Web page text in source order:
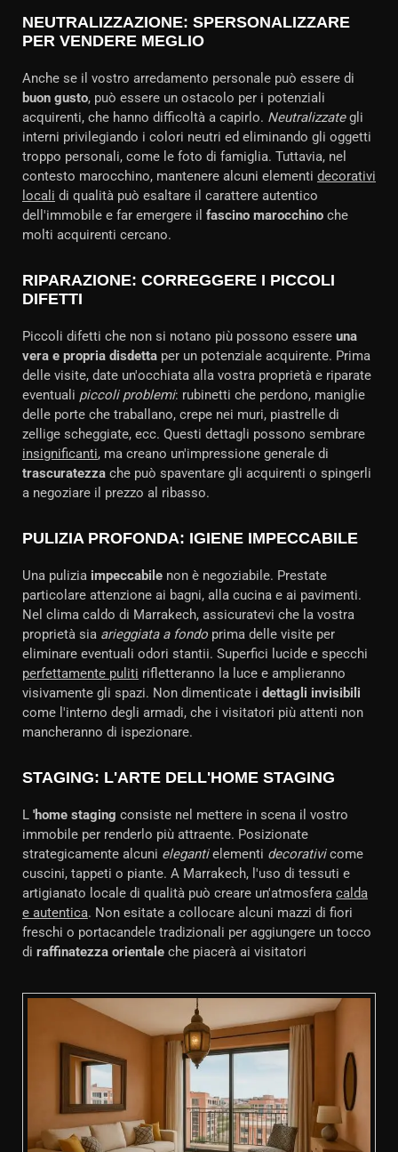
NEUTRALIZZAZIONE: SPERSONALIZZARE
PER VENDERE MEGLIO
Anche se il vostro arredamento personale può essere di
buon gusto, può essere un ostacolo per i potenziali
acquirenti, che hanno difficoltà a capirlo. Neutralizzategli
interni privilegiando i colori neutri ed eliminando gli oggetti
troppo personali, come le foto di famiglia. Tuttavia, nel
contesto marocchino, mantenere alcuni elementi decorativi
locali di qualità può esaltare il carattere autentico
dell'immobile e far emergere il fascino marocchino che
molti acquirenti cercano.
RIPARAZIONE: CORREGGERE I PICCOLI
DIFETTI
Piccoli difetti che non si notano più possono essere una
vera e propria disdetta per un potenziale acquirente. Prima
delle visite, date un'occhiata alla vostra proprietà e riparate
eventuali piccoli problemi: rubinetti che perdono, maniglie
delle porte che traballano, crepe nei muri, piastrelle di
zellige scheggiate, ecc. Questi dettagli possono sembrare
insignificanti, ma creano un'impressione generale di
trascuratezza che può spaventare gli acquirenti o spingerli
a negoziare il prezzo al ribasso.
PULIZIA PROFONDA: IGIENE IMPECCABILE
Una pulizia impeccabile non è negoziabile. Prestate
particolare attenzione ai bagni, alla cucina e ai pavimenti.
Nel clima caldo di Marrakech, assicuratevi che la vostra
proprietà sia arieggiata a fondo prima delle visite per
eliminare eventuali odori stantii. Superfici lucide e specchi
perfettamente puliti rifletteranno la luce e amplieranno
visivamente gli spazi. Non dimenticate i dettagli invisibili
come l'interno degli armadi, che i visitatori più attenti non
mancheranno di ispezionare.
STAGING: L'ARTE DELL'HOME STAGING
L 'home staging consiste nel mettere in scena il vostro
immobile per renderlo più attraente. Posizionate
strategicamente alcuni elegantielementi decorativicome
cuscini, tappeti o piante. A Marrakech, l'uso di tessuti e
artigianato locale di qualità può creare un'atmosfera calda
e autentica. Non esitate a collocare alcuni mazzi di fiori
freschi o portacandele tradizionali per aggiungere un tocco
di raffinatezza orientale che piacerà ai visitatori